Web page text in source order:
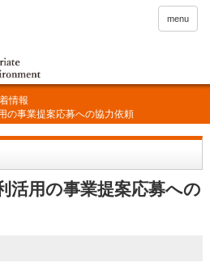
menu
情報
の事業提案応募への協力依頼
活用の事業提案応募への